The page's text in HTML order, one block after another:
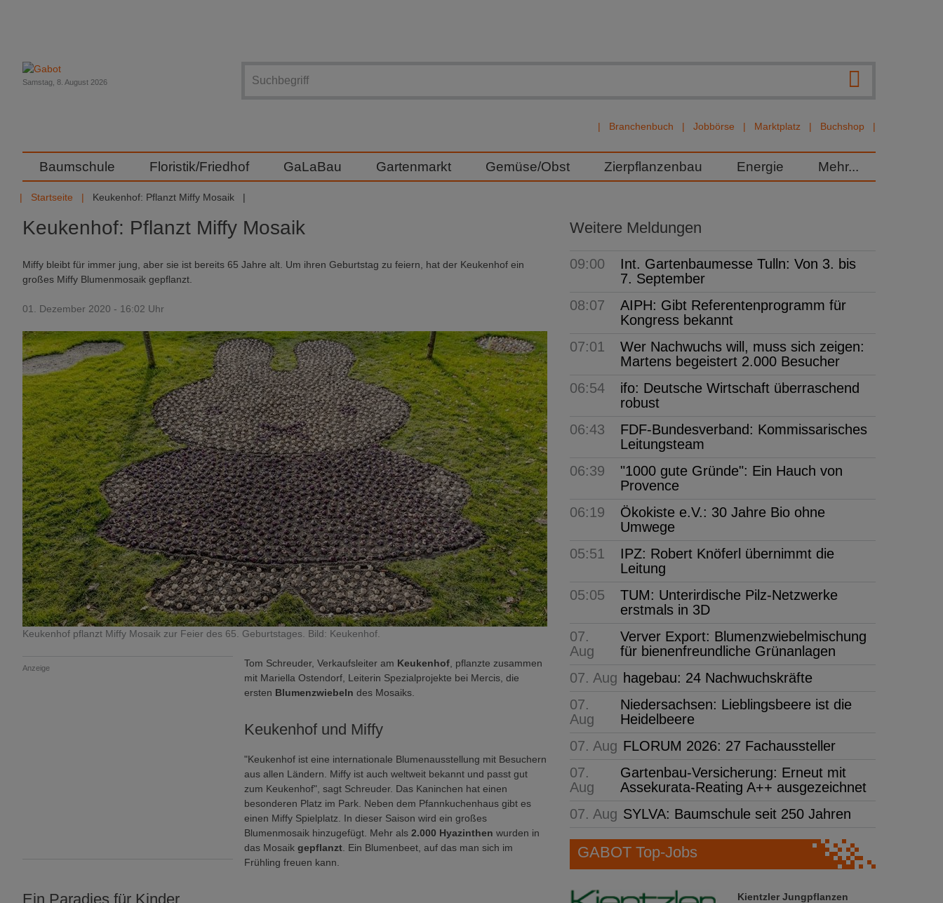
Branchenbuch Jobbörse Marktplatz Buchshop
Samstag, 8. August 2026
Baumschule Floristik/Friedhof GaLaBau Gartenmarkt Gemüse/Obst Zierpflanzenbau Energie Mehr...
Startseite Keukenhof: Pflanzt Miffy Mosaik
Keukenhof: Pflanzt Miffy Mosaik
Miffy bleibt für immer jung, aber sie ist bereits 65 Jahre alt. Um ihren Geburtstag zu feiern, hat der Keukenhof ein
großes Miffy Blumenmosaik gepflanzt.
01. Dezember 2020 - 16:02 Uhr
Keukenhof pflanzt Miffy Mosaik zur Feier des 65. Geburtstages. Bild: Keukenhof.
Anzeige Tom Schreuder, Verkaufsleiter am Keukenhof , pflanzte zusammen
mit Mariella Ostendorf, Leiterin Spezialprojekte bei Mercis, die
ersten Blumenzwiebeln des Mosaiks.
Keukenhof und Miffy
"Keukenhof ist eine internationale Blumenausstellung mit Besuchern
aus allen Ländern. Miffy ist auch weltweit bekannt und passt gut
zum Keukenhof", sagt Schreuder. Das Kaninchen hat einen
besonderen Platz im Park. Neben dem Pfannkuchenhaus gibt es
einen Miffy Spielplatz. In dieser Saison wird ein großes
Blumenmosaik hinzugefügt. Mehr als 2.000 Hyazinthen wurden in
das Mosaik gepflanzt . Ein Blumenbeet, auf das man sich im
Frühling freuen kann.
Ein Paradies für Kinder
Weitere Meldungen
09:00
Int. Gartenbaumesse Tulln: Von 3. bis
7. September
08:07
AIPH: Gibt Referentenprogramm für
Kongress bekannt
07:01
Wer Nachwuchs will, muss sich zeigen:
Martens begeistert 2.000 Besucher
06:54
ifo: Deutsche Wirtschaft überraschend
robust
06:43
FDF-Bundesverband: Kommissarisches
Leitungsteam
06:39
"1000 gute Gründe": Ein Hauch von
Provence
06:19
Ökokiste e.V.: 30 Jahre Bio ohne
Umwege
05:51
IPZ: Robert Knöferl übernimmt die
Leitung
05:05
TUM: Unterirdische Pilz-Netzwerke
erstmals in 3D
07.
Aug
Verver Export: Blumenzwiebelmischung
für bienenfreundliche Grünanlagen
07. Aug hagebau: 24 Nachwuchskräfte
07.
Aug
Niedersachsen: Lieblingsbeere ist die
Heidelbeere
07. Aug FLORUM 2026: 27 Fachaussteller
07.
Aug
Gartenbau-Versicherung: Erneut mit
Assekurata-Reating A++ ausgezeichnet
07. Aug SYLVA: Baumschule seit 250 Jahren
GABOT Top-Jobs
Kientzler Jungpflanzen